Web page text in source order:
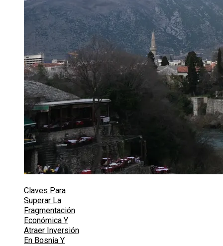
Claves Para
Superar La
Fragmentación
Económica Y
Atraer Inversión
En Bosnia Y